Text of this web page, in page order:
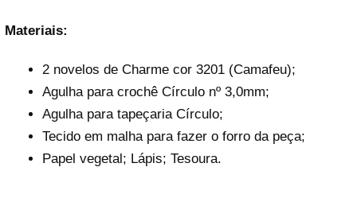
Materiais:
2 novelos de Charme cor 3201 (Camafeu);
Agulha para crochê Círculo nº 3,0mm;
Agulha para tapeçaria Círculo;
Tecido em malha para fazer o forro da peça;
Papel vegetal; Lápis; Tesoura.